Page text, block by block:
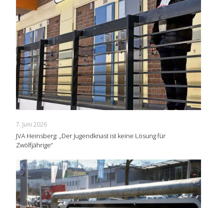
7. Juni 2026
JVA Heinsberg: „Der Jugendknast ist keine Lösung für
Zwölfjährige“